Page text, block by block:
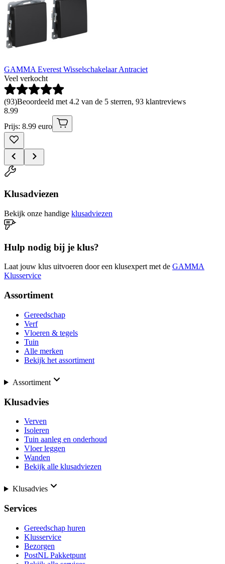
GAMMA Everest Wisselschakelaar Antraciet
Veel verkocht
(93)Beoordeeld met 4.2 van de 5 sterren, 93 klantreviews
8.99
Prijs: 8.99 euro
Klusadviezen
Bekijk onze handige klusadviezen
Hulp nodig bij je klus?
Laat jouw klus uitvoeren door een klusexpert met de GAMMA
Klusservice
Assortiment
Gereedschap
Verf
Vloeren & tegels
Tuin
Alle merken
Bekijk het assortiment
Assortiment
Klusadvies
Verven
Isoleren
Tuin aanleg en onderhoud
Vloer leggen
Wanden
Bekijk alle klusadviezen
Klusadvies
Services
Gereedschap huren
Klusservice
Bezorgen
PostNL Pakketpunt